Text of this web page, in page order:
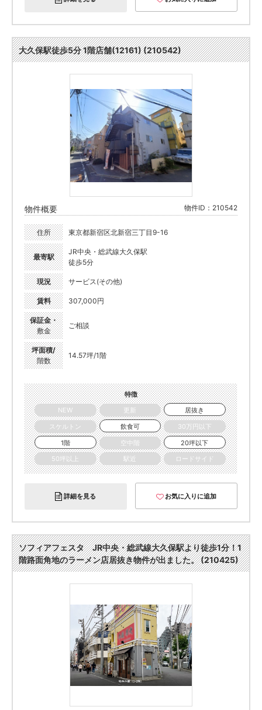
大久保駅徒歩5分 1階店舗(12161) (210542)
物件概要 物件ID：210542
住所 東京都新宿区北新宿三丁目9-16
最寄駅
JR中央・総武線大久保駅
徒歩5分
現況 サービス(その他)
賃料 307,000円
保証金・
敷金
ご相談
坪面積/
階数
14.57坪/1階
特徴
NEW
更新
居抜き
スケルトン
飲食可
30万円以下
1階
空中階
20坪以下
50坪以上
駅近 ロードサイド
詳細を見る お気に入りに追加
ソフィアフェスタ JR中央・総武線大久保駅より徒歩1分！1
階路面角地のラーメン店居抜き物件が出ました。 (210425)